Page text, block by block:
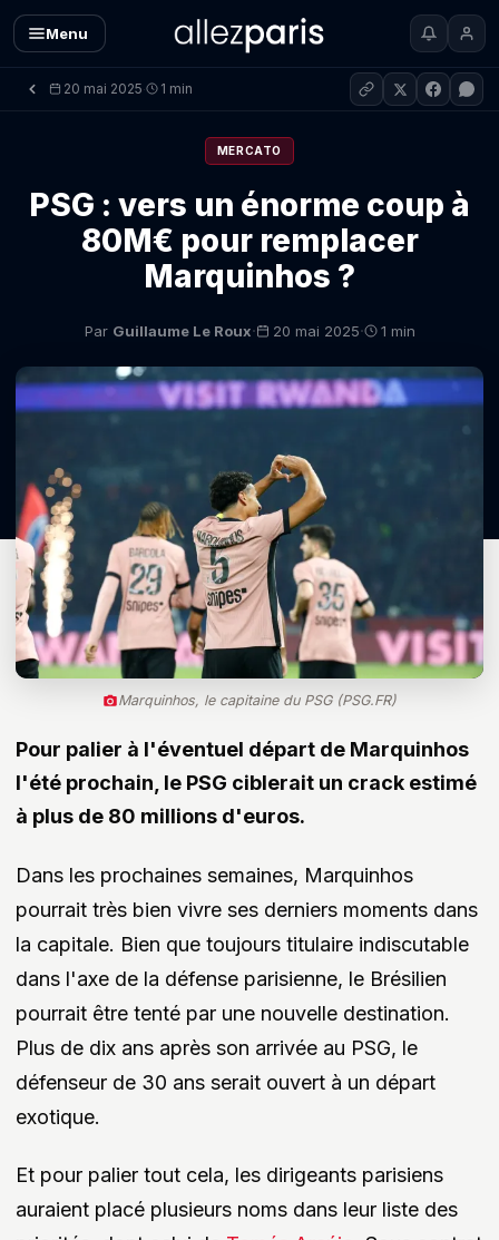
Menu
20 mai 2025· 1 min
MERCATO
PSG : vers un énorme coup à
80M€ pour remplacer
Marquinhos ?
Par Guillaume Le Roux· 20 mai 2025· 1 min
Marquinhos, le capitaine du PSG (PSG.FR)
Pour palier à l'éventuel départ de Marquinhos
l'été prochain, le PSG ciblerait un crack estimé
à plus de 80 millions d'euros.
Dans les prochaines semaines, Marquinhos
pourrait très bien vivre ses derniers moments dans
la capitale. Bien que toujours titulaire indiscutable
dans l'axe de la défense parisienne, le Brésilien
pourrait être tenté par une nouvelle destination.
Plus de dix ans après son arrivée au PSG, le
défenseur de 30 ans serait ouvert à un départ
exotique.
Et pour palier tout cela, les dirigeants parisiens
auraient placé plusieurs noms dans leur liste des